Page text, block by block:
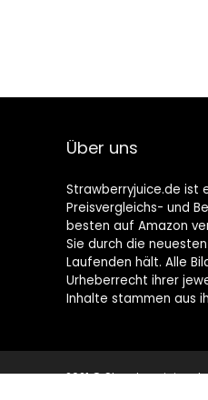
Über uns
Strawberryjuice.de ist
Preisvergleichs- und
besten auf Amazon
Sie durch die
Laufenden hält. Alle
Urheberrecht ihrer
Inhalte stammen aus
2021 ©